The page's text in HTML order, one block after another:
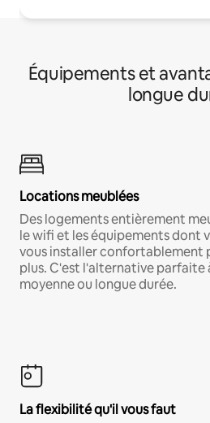
Équipements et
longue
Locations meublées
Des logements entièrement
le wifi et les équipements dont
vous installer confortablement
plus. C'est l'alternative parfaite
moyenne ou longue durée.
La flexibilité qu'il vous faut